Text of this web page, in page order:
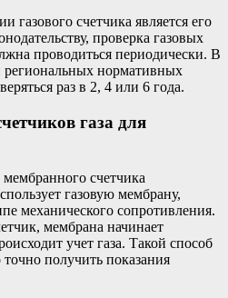
газового счетчика является его
проверка газовых
проводиться периодически. В
региональных нормативных
раз в 2, 4 или 6 года.
газа для
счетчика
газовую мембрану,
механического сопротивления.
мембрана начинает
учет газа. Такой способ
точно получить показания